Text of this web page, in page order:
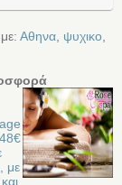
Αθηνα ψυχικο
με